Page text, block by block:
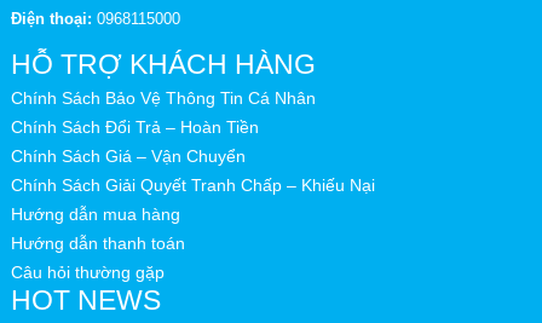
Điện thoại: 0968115000
HỖ TRỢ KHÁCH HÀNG
Chính Sách Bảo Vệ Thông Tin Cá Nhân
Chính Sách Đổi Trả – Hoàn Tiền
Chính Sách Giá – Vận Chuyển
Chính Sách Giải Quyết Tranh Chấp – Khiếu Nại
Hướng dẫn mua hàng
Hướng dẫn thanh toán
Câu hỏi thường gặp
HOT NEWS